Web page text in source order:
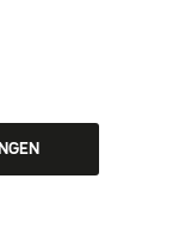
möglich ist
kann. Dadurch
auf
Facebook